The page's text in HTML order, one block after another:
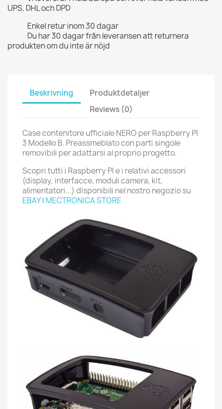
UPS, DHL och DPD
Enkel retur inom 30 dagar
Du har 30 dagar från leveransen att returnera
produkten om du inte är nöjd
Beskrivning
Produktdetaljer
Reviews (0)
Case contenitore ufficiale NERO per Raspberry PI
3 Modello B. Preassmeblato con parti singole
removibili per adattarsi al proprio progetto.
Scopri tutti i Raspberry PI e i relativi accessori
(display, interfacce, moduli camera, kit,
alimentatori...) disponibili nel nostro negozio su
EBAY| MECTRONICA STORE